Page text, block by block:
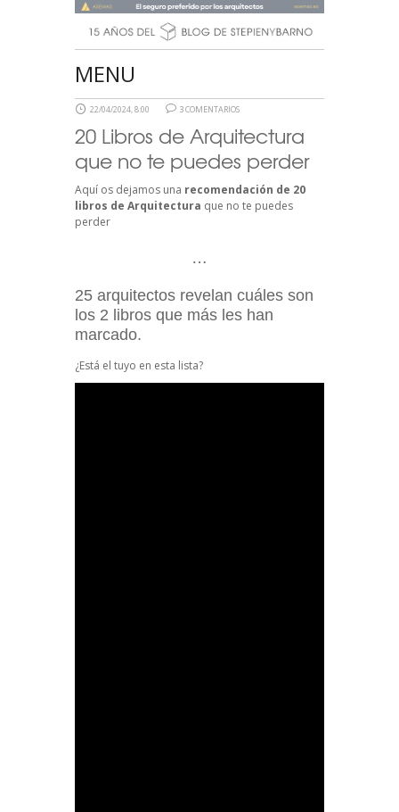
MENU
22/04/2024, 8:00 3 COMENTARIOS
20 Libros de Arquitectura
que no te puedes perder
Aquí os dejamos una recomendación de 20
libros de Arquitectura que no te puedes
perder
…
25 arquitectos revelan cuáles son
los 2 libros que más les han
marcado.
¿Está el tuyo en esta lista?